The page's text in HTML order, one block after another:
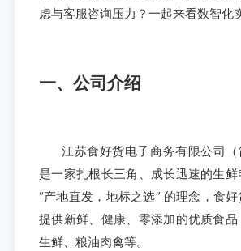
虑与客服咨询压力？一起来看数智化
一、公司介绍
江苏食好货电子商务有限公司（
是一家扎根长三角、成长迅速的生
“产地直发，地标之选” 的理念，食
提供新鲜、健康、零添加的优质食
生鲜、粮油肉禽等。